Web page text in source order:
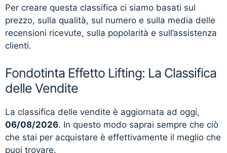
Per creare questa classifica ci siamo basati sul
prezzo, sulla qualità, sul numero e sulla media delle
recensioni ricevute, sulla popolarità e sull’assistenza
clienti.
Fondotinta Effetto Lifting: La Classifica
delle Vendite
La classifica delle vendite è aggiornata ad oggi,
06/08/2026. In questo modo saprai sempre che ciò
che stai per acquistare è effettivamente il meglio che
puoi trovare.